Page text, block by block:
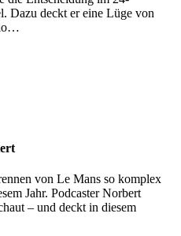
Dazu deckt er eine Lüge von
von Le Mans so komplex
Jahr. Podcaster Norbert
– und deckt in diesem